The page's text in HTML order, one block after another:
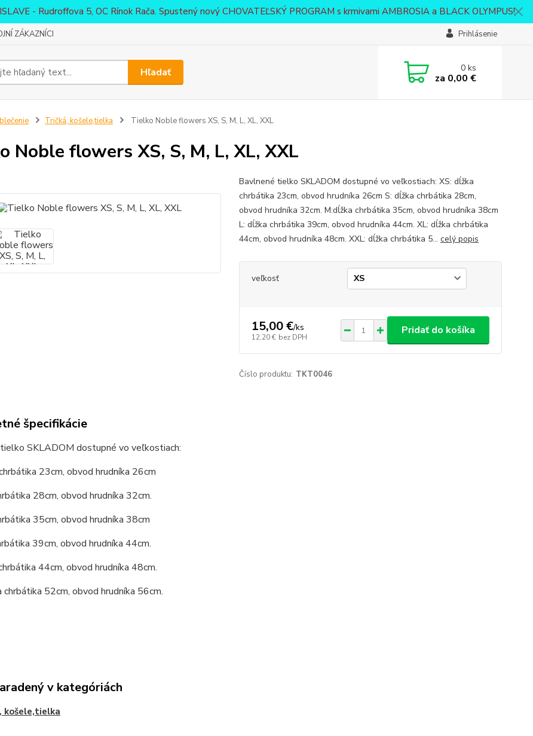
- Rudroffova 5, OC Rínok Rača. Spustený nový CHOVATEĽSKÝ PROGRAM s krmivami AMBROSIA a BLACK OLYMPUS!
ZÁKAZNÍCI Prihlásenie
Hľadať 0ks
za 0,00 €
Tričká, košele,tielka Tielko Noble flowers XS, S, M, L, XL, XXL
Noble flowers XS, S, M, L, XL, XXL
Bavlnené tielko SKLADOM dostupné vo veľkostiach: XS: dĺžka
chrbátika 23cm, obvod hrudníka 26cm S: dĺžka chrbátika 28cm,
obvod hrudníka 32cm. M:dĺžka chrbátika 35cm, obvod hrudníka 38cm
L: dĺžka chrbátika 39cm, obvod hrudníka 44cm. XL: dĺžka chrbátika
44cm, obvod hrudníka 48cm. XXL: dĺžka chrbátika 5... celý popis
veľkosť
15,00 €/ks
12,20 € bez DPH
Pridať do košíka
Číslo produktu: TKT0046
špecifikácie
SKLADOM dostupné vo veľkostiach:
23cm, obvod hrudníka 26cm
28cm, obvod hrudníka 32cm.
35cm, obvod hrudníka 38cm
39cm, obvod hrudníka 44cm.
44cm, obvod hrudníka 48cm.
chrbátika 52cm, obvod hrudníka 56cm.
v kategóriách
košele,tielka